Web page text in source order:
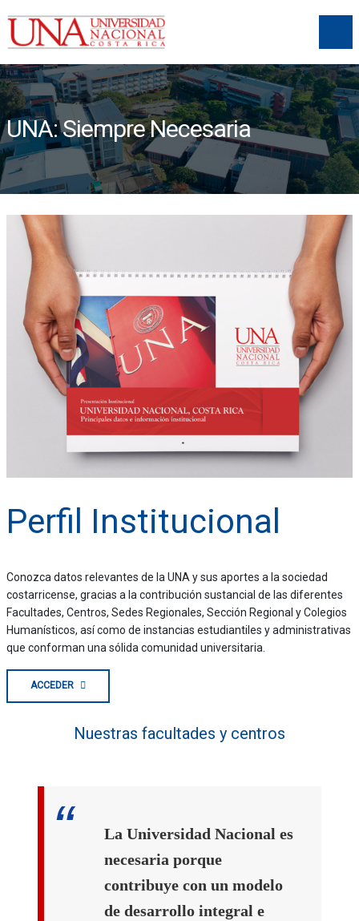
UNA: Siempre Necesaria
Perfil Institucional
Conozca datos relevantes de la UNA y sus aportes a la sociedad
costarricense, gracias a la contribución sustancial de las diferentes
Facultades, Centros, Sedes Regionales, Sección Regional y Colegios
Humanísticos, así como de instancias estudiantiles y administrativas
que conforman una sólida comunidad universitaria.
ACCEDER
Nuestras facultades y centros
La Universidad Nacional es
necesaria porque
contribuye con un modelo
de desarrollo integral e